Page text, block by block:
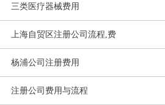
三类医疗器械费用
上海自贸区注册公司流程,费
杨浦公司注册费用
注册公司费用与流程